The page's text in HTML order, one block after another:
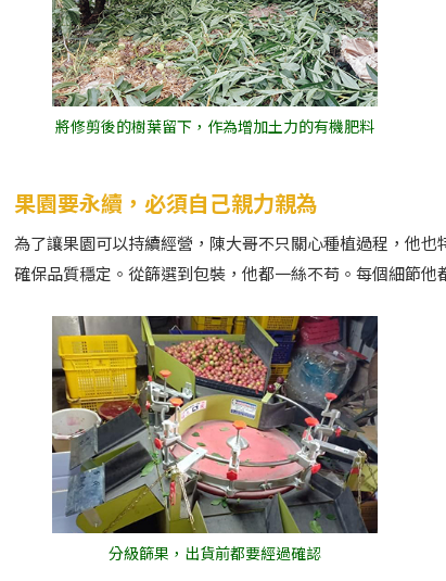
將修剪後的樹葉留下，作為增加土力的有機肥料
果園要永續，必須自己親力親為
為了讓果園可以持續經營，陳大哥不只關心種植過程，他
確保品質穩定。從篩選到包裝，他都一絲不苟。每個細節他
分級篩果，出貨前都要經過確認